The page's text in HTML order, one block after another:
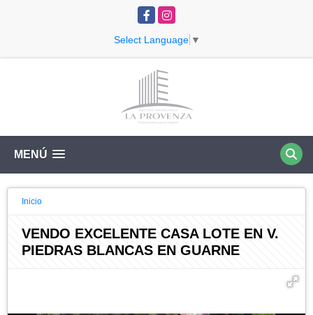
FacebookInstagram
Select Language ▼
MENÚ
Inicio
VENDO EXCELENTE CASA LOTE EN V.
PIEDRAS BLANCAS EN GUARNE